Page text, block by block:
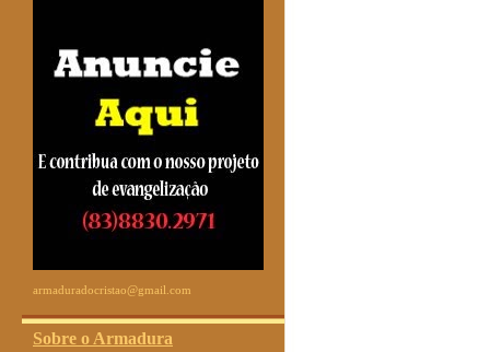
armaduradocristao@gmail.com
Sobre o Armadura